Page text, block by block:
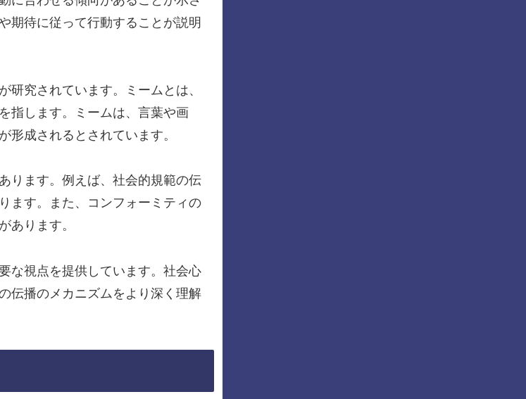
期待に従って行動することが説明
究されています。ミームとは、
指します。ミームは、言葉や画
成されるとされています。
ります。例えば、社会的規範の伝
ます。また、コンフォーミティの
あります。
な視点を提供しています。社会心
伝播のメカニズムをより深く理解